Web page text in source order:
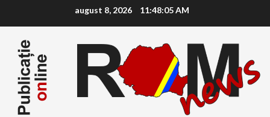
content
august 8, 2026 11:48:06 AM